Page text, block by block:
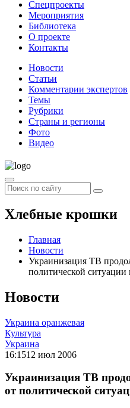
Спецпроекты
Мероприятия
Библиотека
О проекте
Контакты
Новости
Статьи
Комментарии экспертов
Темы
Рубрики
Страны и регионы
Фото
Видео
Хлебные крошки
Главная
Новости
Украинизация ТВ
политической ситуации
Новости
Украина оранжевая
Культура
Украина
16:1512 июл 2006
Украинизация ТВ
от политической